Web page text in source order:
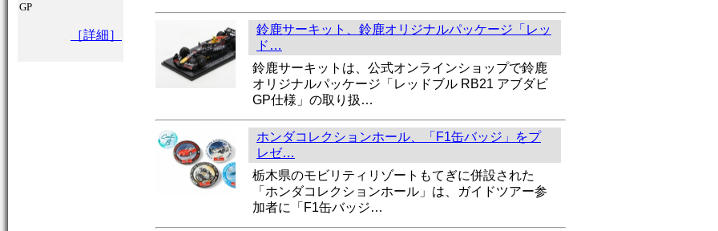
GP
［詳細］
鈴鹿サーキット、鈴鹿オリジナルパッケージ「レッ
ド…
鈴鹿サーキットは、公式オンラインショップで鈴鹿
オリジナルパッケージ「レッドブル RB21 アブダビ
GP仕様」の取り扱…
ホンダコレクションホール、「F1缶バッジ」をプ
レゼ…
栃木県のモビリティリゾートもてぎに併設された
「ホンダコレクションホール」は、ガイドツアー参
加者に「F1缶バッジ…